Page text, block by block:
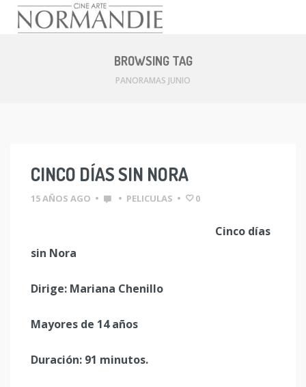
BROWSING TAG
PANORAMAS JUNIO
CINCO DÍAS SIN NORA
15 AÑOS AGO • • PELICULAS • 0
Cinco días
sin Nora
Dirige: Mariana Chenillo
Mayores de 14 años
Duración: 91 minutos.